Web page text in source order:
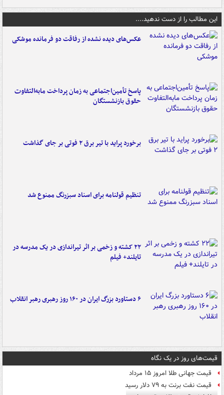
این مطالب را از دست ندهید....
عکس‌های دیده نشده از رفاقت دو فرمانده‌ موشکی
پاسخ تأمین‌اجتماعی به زمان پرداخت مابه‌التفاوت
حقوق بازنشستگان
برخورد پراید با تیر برق ۲ فوتی بر جای گذاشت
تنظیم قولنامه برای اسناد سبزرنگ ممنوع شد
۲۲ کشته و زخمی بر اثر تیراندازی در یک مدرسه در
تایلند+ فیلم
۶ دستاورد بزرگ ایران در ۱۶۰ روز رهبری رهبر انقلاب
قیمت‌های روز در یک نگاه
قیمت جهانی طلا امروز ۱۵ مرداد
قیمت نفت برنت به ۷۹ دلار رسید